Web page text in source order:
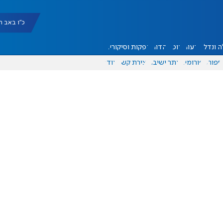
כ"ו באב
ונדל"ן דעות אוכל יהדות הפקות וסיקורים
ספורט פורומים אתר ישיבה יצירת קשר עוד